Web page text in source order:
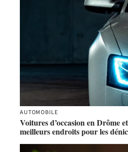
AUTOMOBILE
Voitures d’occasion en Drôme
meilleurs endroits pour les